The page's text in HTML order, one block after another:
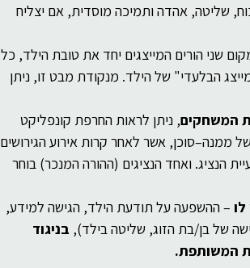
שליטה, אהדה ותמיכה מוסדית, אם יצליח
שני הורים המייצגים יחד את טובת הילד, כל
הבלעדי" של הילד. מנקודת מבט זו, ניתן
המשחקים, ניתן לראות החרפת קונפליקט
ממנה–סוכן, אשר לאחר קרות אירוע הגירושים
הנציג. ואחד הנציגים (ההורה המנכר) בוחר
– ההשפעה על תודעת הילד, הגישה למידע,
של בן/בת הזוג, שליטה בילד), בניגוד
המשותפת.